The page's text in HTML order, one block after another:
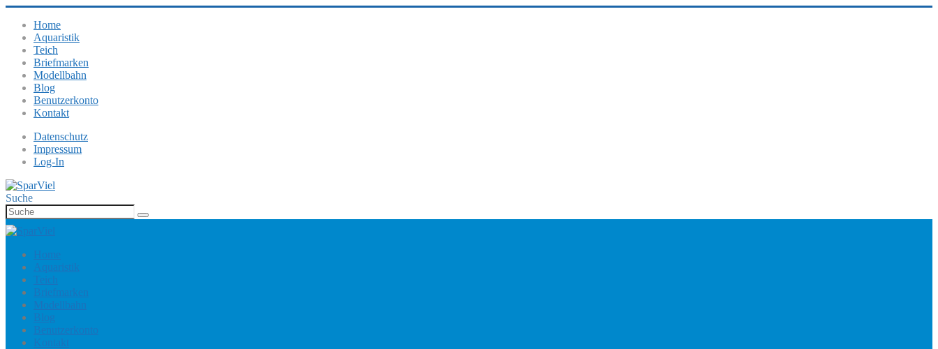
Home
Aquaristik
Teich
Briefmarken
Modellbahn
Blog
Benutzerkonto
Kontakt
Datenschutz
Impressum
Log-In
Suche
Home
Aquaristik
Teich
Briefmarken
Modellbahn
Blog
Benutzerkonto
Kontakt